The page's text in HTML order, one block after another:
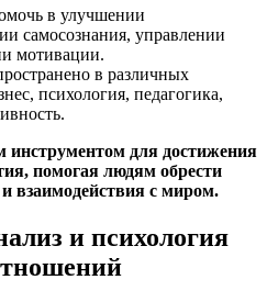
в улучшении
самосознания, управлении
мотивации.
в различных
психология, педагогика,
для достижения
помогая людям обрести
взаимодействия с миром.
и психология